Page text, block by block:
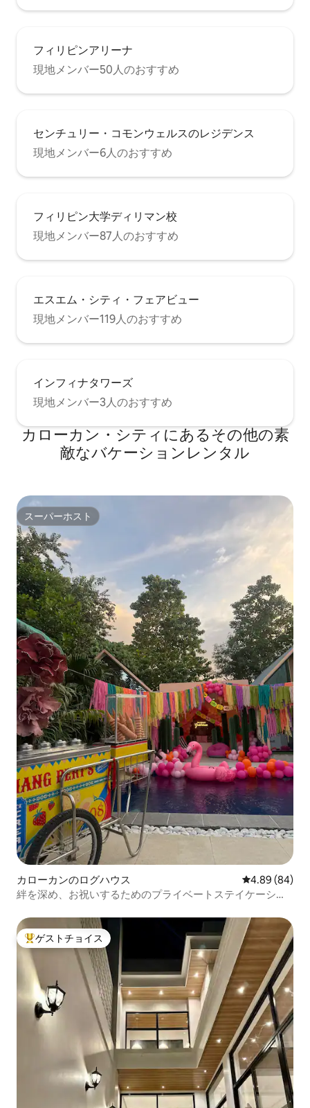
フィリピンアリーナ
現地メンバー50人のおすすめ
センチュリー・コモンウェルスのレジデンス
現地メンバー6人のおすすめ
フィリピン大学ディリマン校
現地メンバー87人のおすすめ
エスエム・シティ・フェアビュー
現地メンバー119人のおすすめ
インフィナタワーズ
現地メンバー3人のおすすめ
カローカン・シティにあるその他の素
敵なバケーションレンタル
スーパーホスト
スーパーホスト
カローカンのログハウス レビュー84件
4.89 (84)
絆を深め、お祝いするためのプライベートステイケーショ
大好評のゲストチョイスです。
ゲストチョイス